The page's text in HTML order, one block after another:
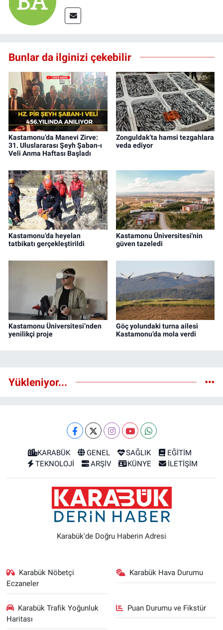
Bunlar da ilginizi çekebilir
Kastamonu’da Manevi Zirve:
31. Uluslararası Şeyh Şaban-ı
Veli Anma Haftası Başladı
Zonguldak’ta hamsi tezgahlara
veda ediyor
Kastamonu’da heyelan
tatbikatı gerçekleştirildi
Kastamonu Üniversitesi'nin
güven tazeledi
Kastamonu Üniversitesi’nden
yenilikçi proje
Göç yolundaki turna ailesi
Kastamonu’da mola verdi
Yükleniyor...
KARABÜK GENEL SAĞLIK
EĞİTİM
TEKNOLOJİ
ARŞİV KÜNYE İLETİŞİM
Karabük'de Doğru Haberin Adresi
Karabük Nöbetçi
Eczaneler
Karabük Hava Durumu
Karabük Trafik Yoğunluk
Haritası
Puan Durumu ve Fikstür